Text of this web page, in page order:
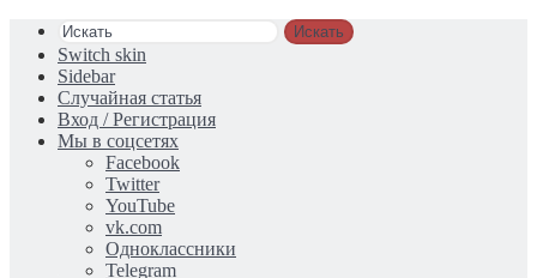
Искать
Switch skin
Sidebar
Случайная статья
Вход / Регистрация
Мы в соцсетях
Facebook
Twitter
YouTube
vk.com
Одноклассники
Telegram